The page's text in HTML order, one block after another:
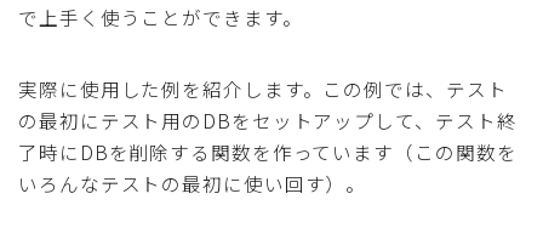
で上手く使うことができます。
実際に使用した例を紹介します。この例では、テスト
の最初にテスト用のDBをセットアップして、テスト終
了時にDBを削除する関数を作っています（この関数を
いろんなテストの最初に使い回す）。